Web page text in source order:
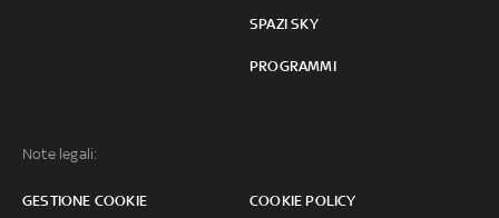
SPAZI SKY
PROGRAMMI
Note legali:
GESTIONE COOKIE COOKIE POLICY